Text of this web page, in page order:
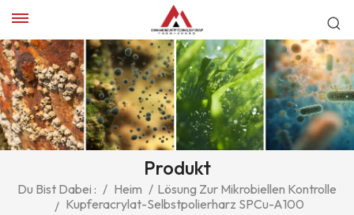
Produkt
Du Bist Dabei : / Heim / Lösung Zur Mikrobiellen Kontrolle
/ Kupferacrylat-Selbstpolierharz SPCu-A100